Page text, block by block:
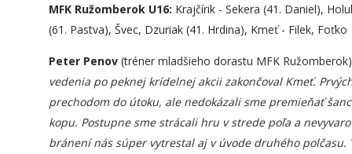
MFK Ružomberok U16: Krajčírik - Sekera (41. Daniel),
(61. Pastva), Švec, Dzuriak (41. Hrdina), Kmeť - Filek, Foťko
Peter Penov (tréner mladšieho dorastu MFK
vedenia po peknej krídelnej akcii zakončoval Kmeť.
prechodom do útoku, ale nedokázali sme premieňať
kopu. Postupne sme strácali hru v strede poľa a
bránení nás súper vytrestal aj v úvode druhého